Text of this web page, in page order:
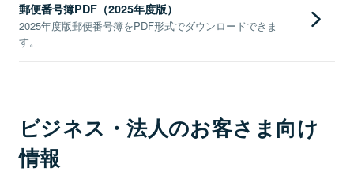
郵便番号簿PDF（2025年度版）
2025年度版郵便番号簿をPDF形式でダウンロードできま
す。
ビジネス・法人のお客さま向け
情報